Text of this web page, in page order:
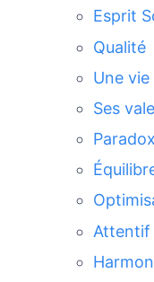
Esprit
Qualité
Une
Ses
Attentif